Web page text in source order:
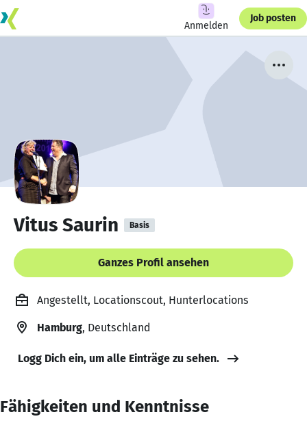
Anmelden
Job posten
Vitus Saurin Basis
Ganzes Profil ansehen
Angestellt, Locationscout, Hunterlocations
Hamburg, Deutschland
Logg Dich ein, um alle Einträge zu sehen.
Fähigkeiten und Kenntnisse